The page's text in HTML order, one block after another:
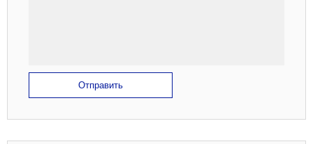
Отправить